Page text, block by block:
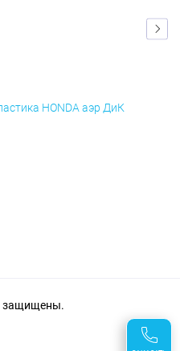
HONDA аэр ДиК
защищены.